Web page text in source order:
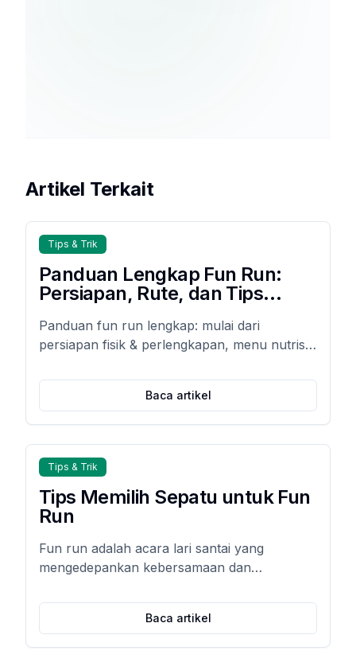
Artikel Terkait
Tips & Trik
Panduan Lengkap Fun Run:
Persiapan, Rute, dan Tips
Panduan fun run lengkap: mulai dari
persiapan fisik & perlengkapan, menu nutrisi
cedera agar lari Anda aman, optimal, dan
Baca artikel
Tips & Trik
Tips Memilih Sepatu untuk Fun
Run
Fun run adalah acara lari santai yang
mengedepankan kebersamaan dan
Namun, tanpa tips memilih sepatu fun run
yang tepat, kaki mudah pegal, lecet, bahkan
cedera.
Baca artikel